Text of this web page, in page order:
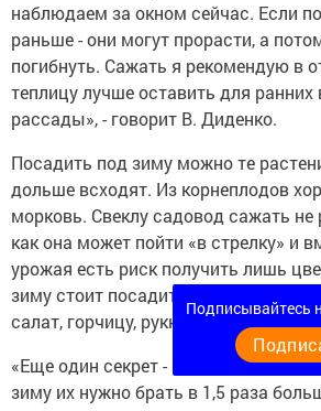
наблюдаем за окном сейчас. Если
раньше - они могут прорасти, а
погибнуть. Сажать я рекомендую в
теплицу лучше оставить для ранних
рассады», - говорит В. Диденко.
Посадить под зиму можно те
дольше всходят. Из корнеплодов
морковь. Свеклу садовод сажать не
как она может пойти «в стрелку» и
урожая есть риск получить лишь
зиму стоит посадить зелень: укроп,
салат, горчицу, рукколу, лук-севок.
«Еще один секрет - в объеме семян
зиму их нужно брать в 1,5 раза
Подписывайтесь